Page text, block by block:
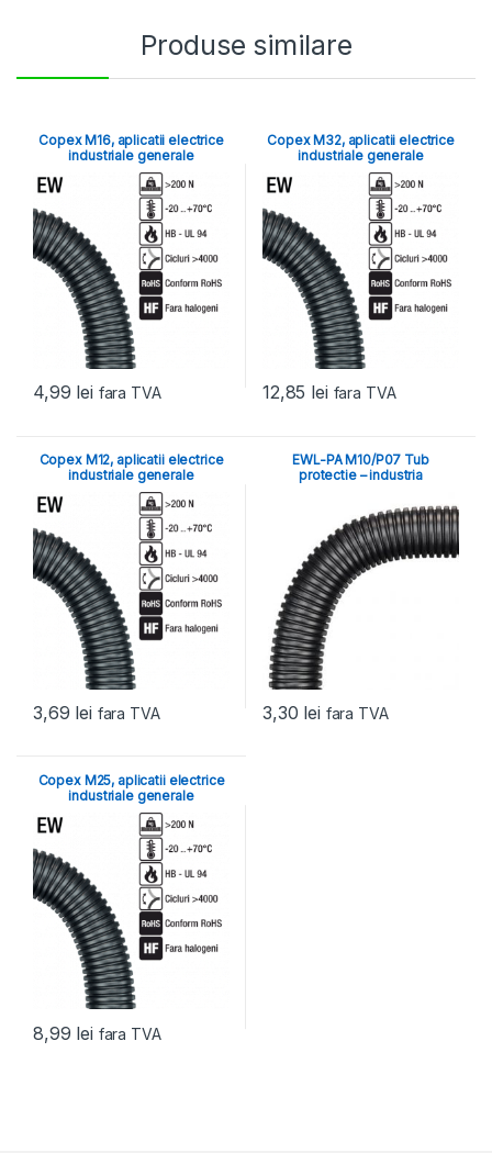
Produse similare
Copex M16, aplicatii electrice
industriale generale
4,99 lei fara TVA
Copex M32, aplicatii electrice
industriale generale
12,85 lei fara TVA
Copex M12, aplicatii electrice
industriale generale
3,69 lei fara TVA
EWL-PA M10/P07 Tub
protectie – industria
3,30 lei fara TVA
Copex M25, aplicatii electrice
industriale generale
8,99 lei fara TVA